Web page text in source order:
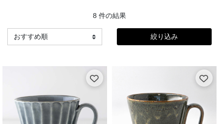
8 件の結果
絞り込み